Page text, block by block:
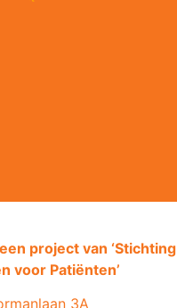
project van ‘Stichting
voor Patiënten’
3A